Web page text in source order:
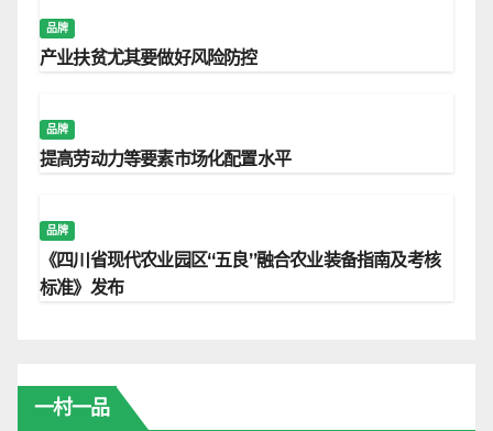
品牌
产业扶贫尤其要做好风险防控
品牌
提高劳动力等要素市场化配置水平
品牌
《四川省现代农业园区“五良”融合农业装备指南及考核
标准》发布
一村一品